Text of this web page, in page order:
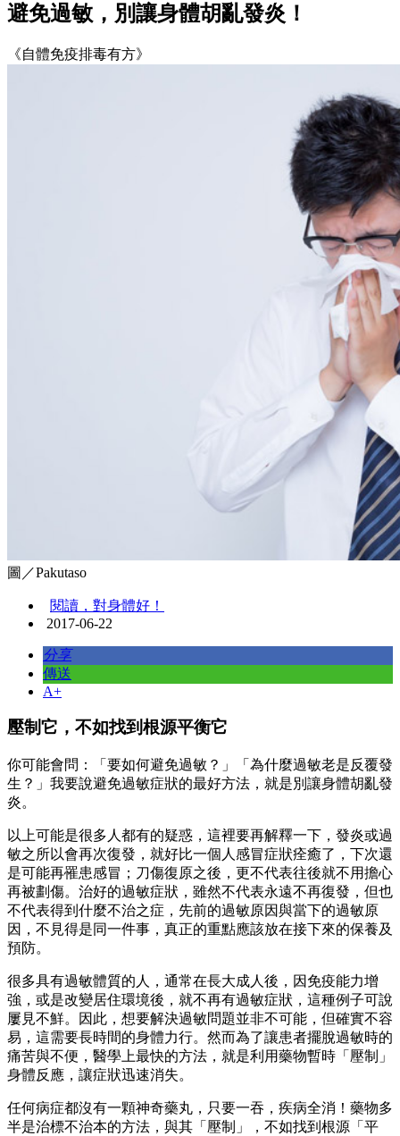
避免過敏，別讓身體胡亂發炎！
《自體免疫排毒有方》
圖／Pakutaso
閱讀，對身體好！
2017-06-22
分享
傳送
A+
壓制它，不如找到根源平衡它
你可能會問：「要如何避免過敏？」「為什麼過敏老是反覆發
生？」我要說避免過敏症狀的最好方法，就是別讓身體胡亂發
炎。
以上可能是很多人都有的疑惑，這裡要再解釋一下，發炎或過
敏之所以會再次復發，就好比一個人感冒症狀痊癒了，下次還
是可能再罹患感冒；刀傷復原之後，更不代表往後就不用擔心
再被劃傷。治好的過敏症狀，雖然不代表永遠不再復發，但也
不代表得到什麼不治之症，先前的過敏原因與當下的過敏原
因，不見得是同一件事，真正的重點應該放在接下來的保養及
預防。
很多具有過敏體質的人，通常在長大成人後，因免疫能力增
強，或是改變居住環境後，就不再有過敏症狀，這種例子可說
屢見不鮮。因此，想要解決過敏問題並非不可能，但確實不容
易，這需要長時間的身體力行。然而為了讓患者擺脫過敏時的
痛苦與不便，醫學上最快的方法，就是利用藥物暫時「壓制」
身體反應，讓症狀迅速消失。
任何病症都沒有一顆神奇藥丸，只要一吞，疾病全消！藥物多
半是治標不治本的方法，與其「壓制」，不如找到根源「平